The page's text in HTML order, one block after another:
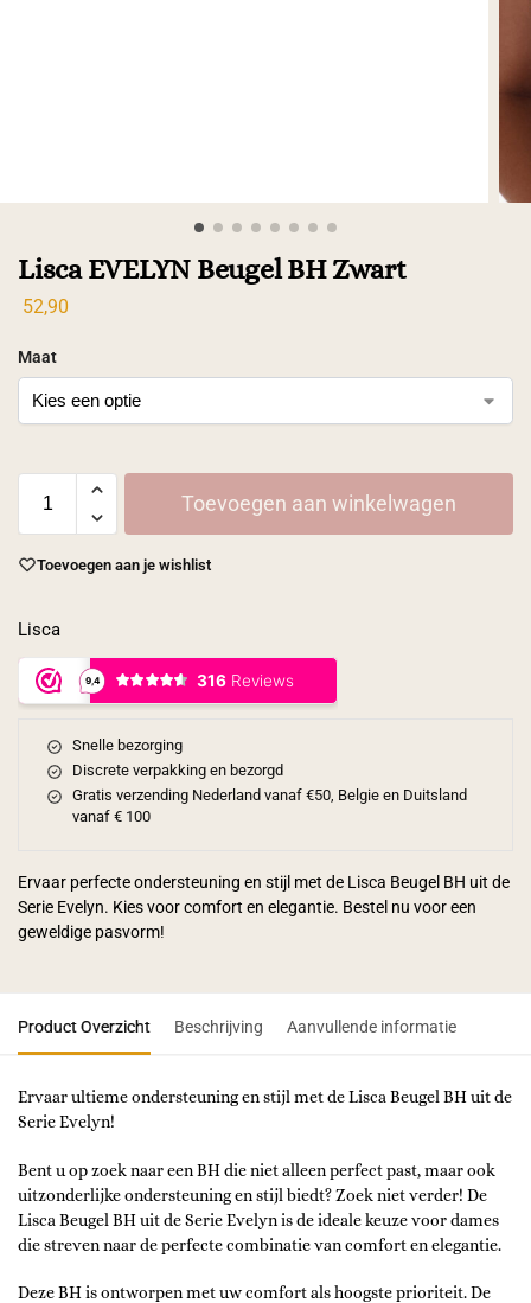
Lisca EVELYN Beugel BH Zwart
52,90
Maat
Toevoegen aan winkelwagen
Toevoegen aan je wishlist
Lisca
Snelle bezorging
Discrete verpakking en bezorgd
Gratis verzending Nederland vanaf €50, Belgie en Duitsland
vanaf € 100
Ervaar perfecte ondersteuning en stijl met de Lisca Beugel BH uit de
Serie Evelyn. Kies voor comfort en elegantie. Bestel nu voor een
geweldige pasvorm!
Product Overzicht Beschrijving Aanvullende informatie
Ervaar ultieme ondersteuning en stijl met de Lisca Beugel BH uit de
Serie Evelyn!
Bent u op zoek naar een BH die niet alleen perfect past, maar ook
uitzonderlijke ondersteuning en stijl biedt? Zoek niet verder! De
Lisca Beugel BH uit de Serie Evelyn is de ideale keuze voor dames
die streven naar de perfecte combinatie van comfort en elegantie.
Deze BH is ontworpen met uw comfort als hoogste prioriteit. De